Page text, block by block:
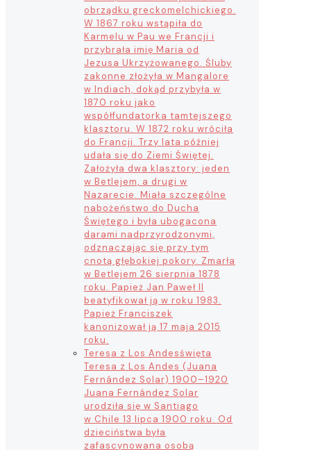
obrządku greckomelchickiego.
W 1867 roku wstąpiła do
Karmelu w Pau we Francji i
przybrała imię Maria od
Jezusa Ukrzyżowanego. Śluby
zakonne złożyła w Mangalore
w Indiach, dokąd przybyła w
1870 roku jako
współfundatorka tamtejszego
klasztoru. W 1872 roku wróciła
do Francji. Trzy lata później
udała się do Ziemi Świętej.
Założyła dwa klasztory: jeden
w Betlejem, a drugi w
Nazarecie. Miała szczególne
nabożeństwo do Ducha
Świętego i była ubogacona
darami nadprzyrodzonymi,
odznaczając się przy tym
cnotą głębokiej pokory. Zmarła
w Betlejem 26 sierpnia 1878
roku. Papież Jan Paweł II
beatyfikował ją w roku 1983.
Papież Franciszek
kanonizował ją 17 maja 2015
roku.
Teresa z Los Andesświęta
Teresa z Los Andes (Juana
Fernández Solar) 1900–1920
Juana Fernández Solar
urodziła się w Santiago
w Chile 13 lipca 1900 roku. Od
dzieciństwa była
zafascynowana osobą